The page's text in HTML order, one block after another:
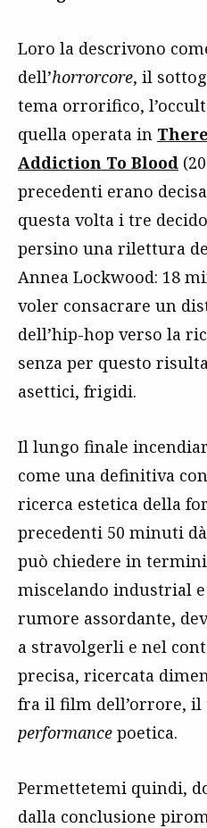
Loro la descrivono
dell’horrorcore, il
tema orrorifico,
quella operata in
Addiction To Blood
precedenti erano
questa volta i tre
persino una rilettura
Annea Lockwood: 18
voler consacrare un
dell’hip-hop verso la
senza per questo
asettici, frigidi.
Il lungo finale
come una definitiva
ricerca estetica della
precedenti 50 minuti
può chiedere in
miscelando industrial
rumore assordante,
a stravolgerli e nel
precisa, ricercata
fra il film dell’orrore,
performance poetica.
Permettetemi quindi,
dalla conclusione